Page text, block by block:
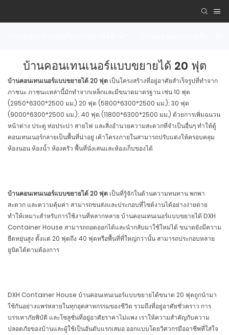
บ้านคอนเทนเนอร์แบบขยายได้ 20 ฟุต
บ้านคอนเทนเนอร์แบบขยายได้ 20 ฟุต เป็นโครงสร้างที่อยู่อาศัยสำเร็จรูปที่ทำจาก
ภาชนะ ภาชนะเหล่านี้มักทำจากเหล็กและมีขนาดมาตรฐาน เช่น 10 ฟุต
(2950*6300*2500 มม.) 20 ฟุต (5800*6300*2500 มม.); 30 ฟุต
(9000*6300*2500 มม.); 40 ฟุต (11800*6300*2500 มม.) ด้วยการเพิ่มฉนวน
หน้าต่าง ประตู ท่อประปา สายไฟ และสิ่งอำนวยความสะดวกที่จำเป็นอื่นๆ ทำให้ตู้
คอนเทนเนอร์กลายเป็นพื้นที่น่าอยู่ เค้าโครงภายในสามารถปรับแต่งให้ครอบคลุม
ห้องนอน ห้องน้ำ ห้องครัว พื้นที่นั่งเล่นและห้องเก็บของได้
บ้านคอนเทนเนอร์แบบขยายได้ 20 ฟุต เป็นที่รู้จักในด้านความทนทาน พกพา
สะดวก และความคุ้มค่า สามารถขนส่งและประกอบที่ไซต์งานได้อย่างง่ายดาย
ทำให้เหมาะสำหรับการใช้งานที่หลากหลาย บ้านคอนเทนเนอร์แบบขยายได้ DXH
Container House สามารถถอดออกได้และนำกลับมาใช้ใหม่ได้ ขนาดยังมีความ
ยืดหยุ่นสูง ตั้งแต่ 20 ฟุตถึง 40 ฟุตหรือพื้นที่ที่ใหญ่กว่านั้น สามารถประกอบหลาย
ยูนิตได้ตามต้องการ
DXH Container House บ้านคอนเทนเนอร์แบบขยายได้ขนาด 20 ฟุตถูกนำมา
ใช้กันอย่างแพร่หลายในทุกอุตสาหกรรมของชีวิต รวมถึงที่อยู่อาศัยชั่วคราว การ
บรรเทาภัยพิบัติ และโซลูชั่นที่อยู่อาศัยราคาไม่แพง เราให้ความสำคัญกับความ
ปลอดภัยของบ้านและผู้ใช้เป็นอันดับแรกเสมอ ออกแบบโดยวิศวกรมืออาชีพที่ใส่ใจ